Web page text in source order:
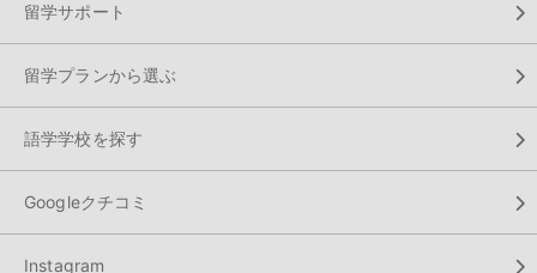
留学サポート
留学プランから選ぶ
語学学校を探す
Googleクチコミ
Instagram